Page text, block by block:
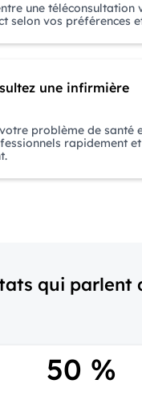
une téléconsultation
selon vos préférences
une infirmière
problème de santé
rapidement et
qui parlent
50 %